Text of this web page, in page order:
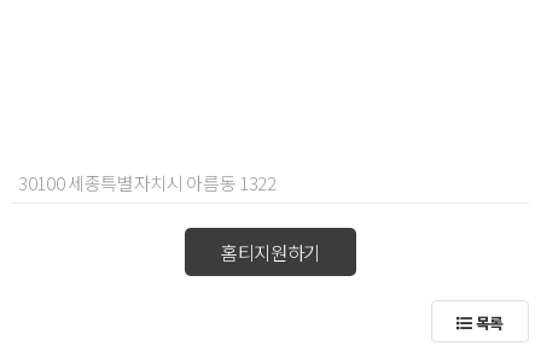
30100 세종특별자치시 아름동 1322
홈티지원하기
목록